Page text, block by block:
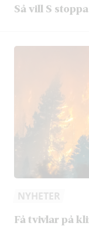
Så vill S
NYHETER
Få tvivlar på